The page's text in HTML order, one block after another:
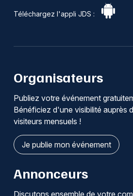
Téléchargez l'appli JDS :
Organisateurs
Publiez votre événement
Bénéficiez d'une visibilité auprès
visiteurs mensuels !
Je publie mon événement
Annonceurs
Discutons ensemble de votre